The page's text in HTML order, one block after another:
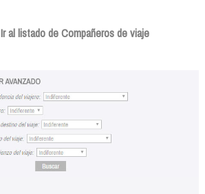
Ir al listado de Compañeros de viaje